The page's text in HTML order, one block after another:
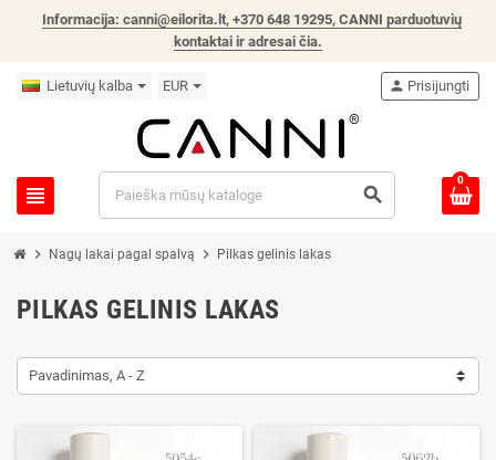
Informacija: canni@eilorita.lt, +370 648 19295, CANNI parduotuvių
kontaktai ir adresai čia.
Lietuvių kalba EUR
view_headline search
person Prisijungti
0
chevron_right Nagų lakai pagal spalvą chevron_right Pilkas gelinis lakas
PILKAS GELINIS LAKAS
Pavadinimas, A - Z